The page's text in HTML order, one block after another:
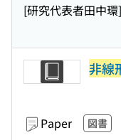
[研究代表者田中環]
非線
Paper 図書